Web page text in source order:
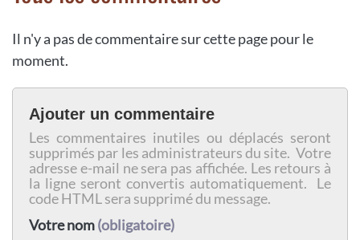
Il n'y a pas de commentaire sur cette page pour le
moment.
Ajouter un commentaire
Les commentaires inutiles ou déplacés seront
supprimés par les administrateurs du site. Votre
adresse e-mail ne sera pas affichée. Les retours à
la ligne seront convertis automatiquement. Le
code HTML sera supprimé du message.
Votre nom(obligatoire)